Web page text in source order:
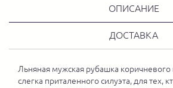
ОПИСАНИЕ
ДОСТАВКА
Льняная мужская рубашка
слегка приталенного силуэта, для тех,